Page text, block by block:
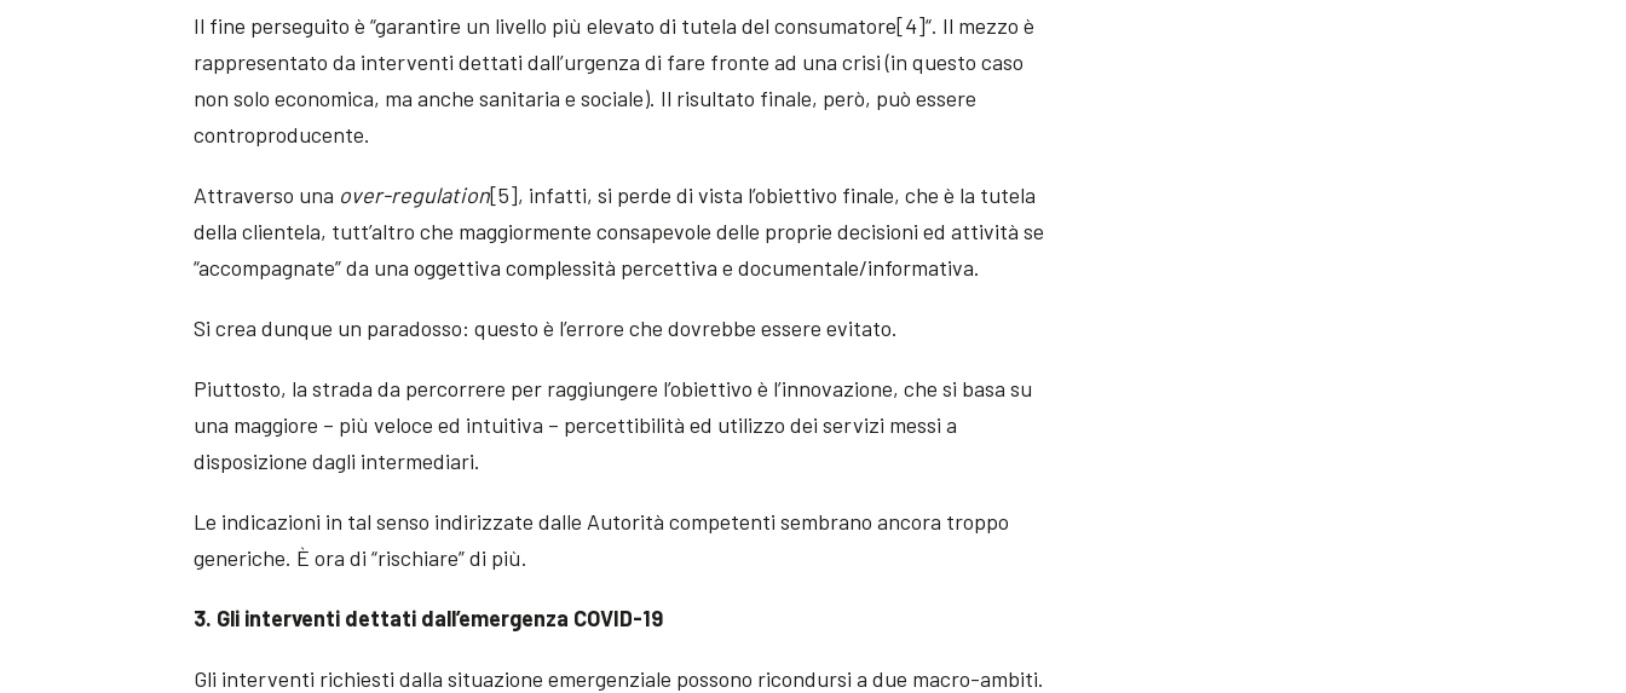
Il fine perseguito è “garantire un livello più elevato di tutela del consumatore[4]“. Il mezzo è
rappresentato da interventi dettati dall’urgenza di fare fronte ad una crisi (in questo caso
non solo economica, ma anche sanitaria e sociale). Il risultato finale, però, può essere
controproducente.
Attraverso una over-regulation[5], infatti, si perde di vista l’obiettivo finale, che è la tutela
della clientela, tutt’altro che maggiormente consapevole delle proprie decisioni ed attività se
“accompagnate” da una oggettiva complessità percettiva e documentale/informativa.
Si crea dunque un paradosso: questo è l’errore che dovrebbe essere evitato.
Piuttosto, la strada da percorrere per raggiungere l’obiettivo è l’innovazione, che si basa su
una maggiore – più veloce ed intuitiva – percettibilità ed utilizzo dei servizi messi a
disposizione dagli intermediari.
Le indicazioni in tal senso indirizzate dalle Autorità competenti sembrano ancora troppo
generiche. È ora di “rischiare” di più.
3. Gli interventi dettati dall’emergenza COVID-19
Gli interventi richiesti dalla situazione emergenziale possono ricondursi a due macro-ambiti.